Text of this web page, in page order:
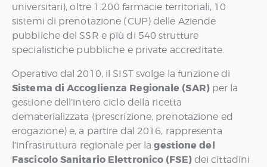
universitari), oltre 1.200 farmacie territoriali, 10
sistemi di prenotazione (CUP) delle Aziende
pubbliche del SSR e più di 540 strutture
specialistiche pubbliche e private accreditate.
Operativo dal 2010, il SIST svolge la funzione di
Sistema di Accoglienza Regionale (SAR)per la
gestione dell’intero ciclo della ricetta
dematerializzata (prescrizione, prenotazione ed
erogazione) e, a partire dal 2016, rappresenta
l’infrastruttura regionale per lagestione del
Fascicolo Sanitario Elettronico (FSE)dei cittadini